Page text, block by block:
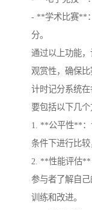
- **学术比赛**
分。
通过以上功能
观赏性，确保比
计时记分系统
要包括以下几个
1. **公平性**：
条件下进行比较
2. **性能评估**
参与者了解自
训练和改进。